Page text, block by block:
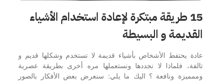
15 طريقة مبتكرة لإعادة استخدام الأشياء
القديمة و البسيطة
عادة يحتفط الأشخاص بأشياء قديمة لا تستخدم وشكلها قديم و
تالفة، فلماذا لا نجددها ونستعملها مره أخرى بطريقة عصرية
وممميزة ونافعة ؟ اليك ما يلي: سنعرض بعض الأفكار بالصور